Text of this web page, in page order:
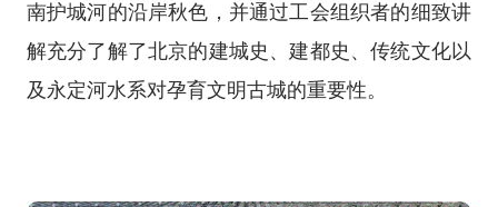
南护城河的沿岸秋色，并通过工会组织者的细致讲
解充分了解了北京的建城史、建都史、传统文化以
及永定河水系对孕育文明古城的重要性。